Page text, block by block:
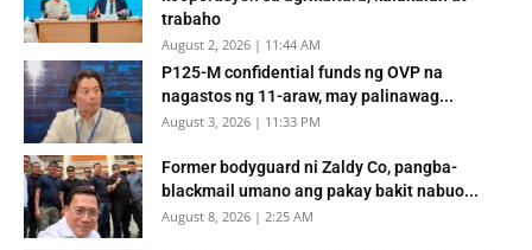
trabaho
August 2, 2026 | 11:44 AM
P125-M confidential funds ng OVP na
nagastos ng 11-araw, may palinawag...
August 3, 2026 | 11:33 PM
Former bodyguard ni Zaldy Co, pangba-
blackmail umano ang pakay bakit nabuo...
August 8, 2026 | 2:25 AM